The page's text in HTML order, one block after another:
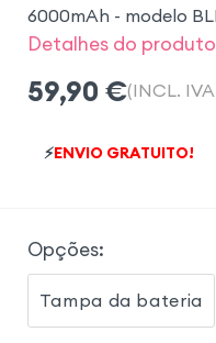
6000mAh - modelo
Detalhes do produto
59,90 €(INCL.
⚡ENVIO GRATUITO!
Opções:
Tampa da bateria